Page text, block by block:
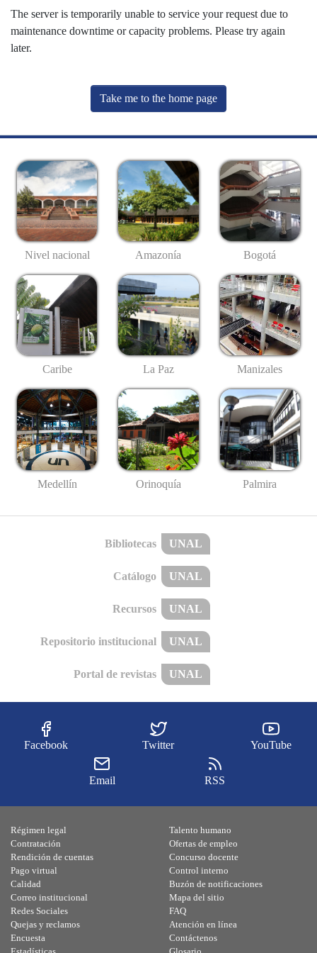
The server is temporarily unable to service your request due to
maintenance downtime or capacity problems. Please try again
later.
Take me to the home page
Nivel nacional Amazonía Bogotá
Caribe La Paz Manizales
Medellín Orinoquía Palmira
Bibliotecas UNAL
Catálogo UNAL
Recursos UNAL
Repositorio institucional UNAL
Portal de revistas UNAL
Facebook Twitter YouTube
Email RSS
Régimen legal
Contratación
Rendición de cuentas
Pago virtual
Calidad
Talento humano
Ofertas de empleo
Concurso docente
Control interno
Buzón de notificaciones
Correo institucional
Redes Sociales
Quejas y reclamos
Encuesta
Mapa del sitio
FAQ
Atención en línea
Contáctenos